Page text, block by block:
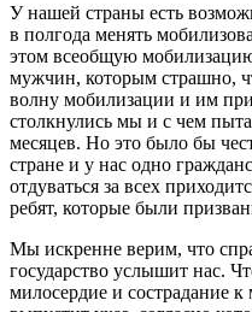
У нашей страны есть
в полгода менять
этом всеобщую
мужчин, которым страшно,
волну мобилизации и им
столкнулись мы и с чем
месяцев. Но это было бы
стране и у нас одно
отдуваться за всех
ребят, которые были
Мы искренне верим, что
государство услышит нас.
милосердие и сострадание